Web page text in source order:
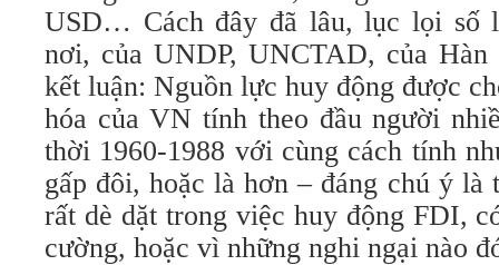
USD… Cách đây đã lâu, lục lọi số
nơi, của UNDP, UNCTAD, của
kết luận: Nguồn lực huy động được
hóa của VN tính theo đầu người
thời 1960-1988 với cùng cách tính
gấp đôi, hoặc là hơn – đáng chú ý
rất dè dặt trong việc huy động FDI,
cường, hoặc vì những nghi ngại nào